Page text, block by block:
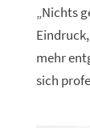
„Nichts
mehr
sich